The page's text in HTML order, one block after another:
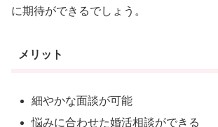
に期待ができるでしょう。
メリット
細やかな面談が可能
悩みに合わせた婚活相談ができる